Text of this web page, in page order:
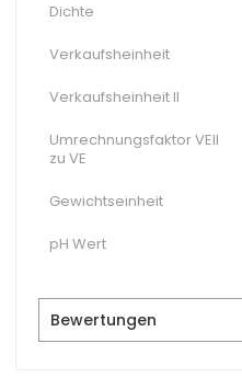
Dichte
Verkaufsheinheit
Verkaufsheinheit II
Umrechnungsfaktor VEII
zu VE
Gewichtseinheit
pH Wert
Bewertungen